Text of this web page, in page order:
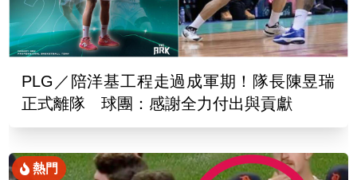
PLG／陪洋基工程走過成軍期！隊長陳昱瑞
正式離隊 球團：感謝全力付出與貢獻
熱門